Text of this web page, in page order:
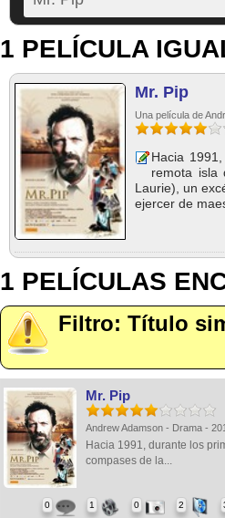
1 PELÍCULA
Mr. Pip
Una película de
Hacia
remota isla
Laurie), un
ejercer de
1 PELÍCULAS
Filtro: Título
Mr. Pip
Andrew Adamson - Drama -
Hacia 1991, durante los
compases de la...
0 1 0 2